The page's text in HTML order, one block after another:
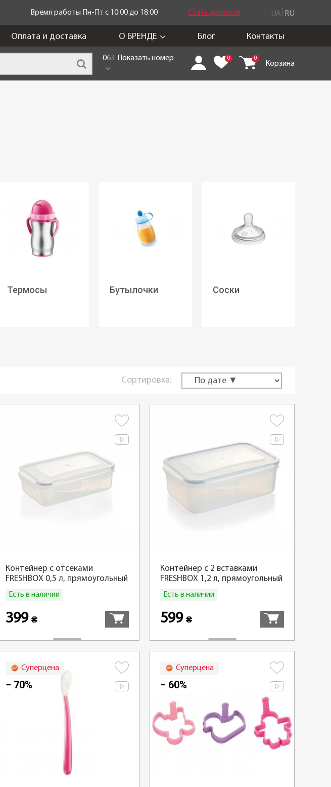
Время работы Пн-Пт c 10:00 до 18:00 Стать дилером UA RU
Оплата и доставка О БРЕНДЕ Блог Контакты
063 Показать номер 0 0
Корзина
Термосы Бутылочки Соски
Сортировка:
Контейнер с отсеками
FRESHBOX 0,5 л, прямоугольный
Есть в наличии
399 ₴
Контейнер с 2 вставками
FRESHBOX 1,2 л, прямоугольный
Есть в наличии
599₴
Суперцена
− 70%
Суперцена
− 60%